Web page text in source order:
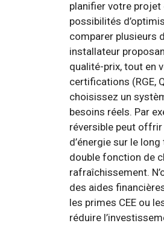
planifier votre projet
possibilités
comparer plusieurs
installateur
qualité-prix, tout en
certifications (RGE,
choisissez un
besoins réels. Par
réversible peut
d’énergie sur le
double fonction de
rafraîchissement.
des aides
les primes CEE ou
réduire